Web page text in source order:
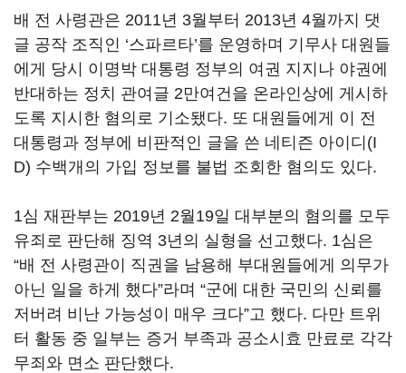
배 전 사령관은 2011년 3월부터 2013년 4월까지 댓
글 공작 조직인 ‘스파르타’를 운영하며 기무사 대원들
에게 당시 이명박 대통령 정부의 여권 지지나 야권에
반대하는 정치 관여글 2만여건을 온라인상에 게시하
도록 지시한 혐의로 기소됐다. 또 대원들에게 이 전
대통령과 정부에 비판적인 글을 쓴 네티즌 아이디(I
D) 수백개의 가입 정보를 불법 조회한 혐의도 있다.
1심 재판부는 2019년 2월19일 대부분의 혐의를 모두
유죄로 판단해 징역 3년의 실형을 선고했다. 1심은
“배 전 사령관이 직권을 남용해 부대원들에게 의무가
아닌 일을 하게 했다”라며 “군에 대한 국민의 신뢰를
저버려 비난 가능성이 매우 크다”고 했다. 다만 트위
터 활동 중 일부는 증거 부족과 공소시효 만료로 각각
무죄와 면소 판단했다.